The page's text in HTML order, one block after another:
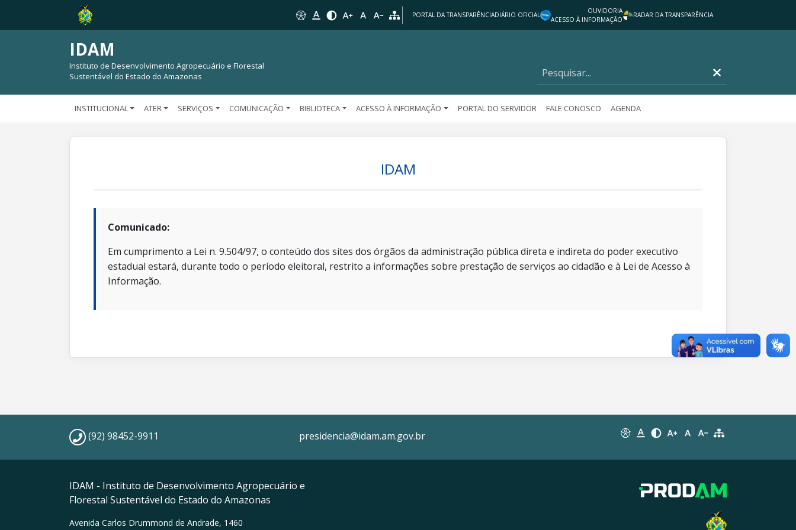
PORTAL DA TRANSPARÊNCIADIÁRIO OFICIAL
OUVIDORIA
ACESSO À INFORMAÇÃO
RADAR DA TRANSPARÊNCIA
IDAM
Instituto de Desenvolvimento Agropecuário e Florestal
Sustentável do Estado do Amazonas
INSTITUCIONAL ATER SERVIÇOS COMUNICAÇÃO BIBLIOTECA ACESSO À INFORMAÇÃO PORTAL DO SERVIDOR FALE CONOSCO AGENDA
IDAM
Comunicado:
Em cumprimento a Lei n. 9.504/97, o conteúdo dos sites dos órgãos da administração pública direta e indireta do poder executivo
estadual estará, durante todo o período eleitoral, restrito a informações sobre prestação de serviços ao cidadão e à Lei de Acesso à
Informação.
(92) 98452-9911 presidencia@idam.am.gov.br
IDAM - Instituto de Desenvolvimento Agropecuário e
Florestal Sustentável do Estado do Amazonas
Avenida Carlos Drummond de Andrade, 1460